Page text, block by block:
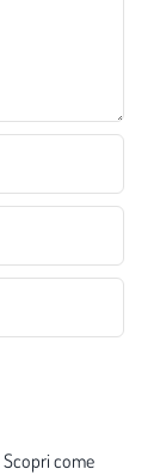
Scopri come